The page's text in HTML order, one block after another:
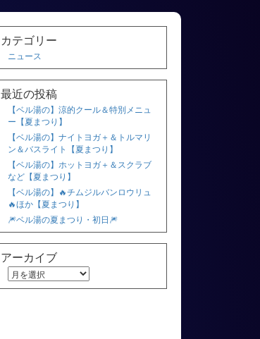
カテゴリー
ニュース
最近の投稿
【ベル湯の】涼的クール＆特別メニュ
ー【夏まつり】
【ベル湯の】ナイトヨガ＋＆トルマリ
ン＆バスライト【夏まつり】
【ベル湯の】ホットヨガ＋＆スクラブ
など【夏まつり】
【ベル湯の】🔥チムジルバンロウリュ
🔥ほか【夏まつり】
🎆ベル湯の夏まつり・初日🎆
アーカイブ